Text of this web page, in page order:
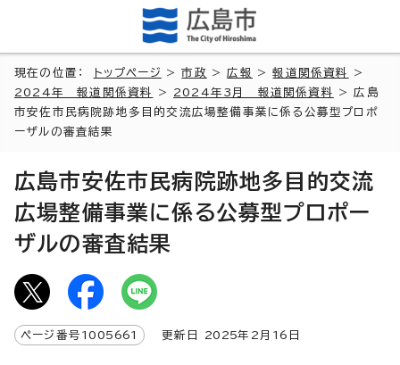
現在の位置： トップページ >市政 >広報 >報道関係資料
>
2024年 報道関係資料
> 2024年3月 報道関係資料
> 広島
市安佐市民病院跡地多目的交流広場整備事業に係る公募型プロポ
ーザルの審査結果
広島市安佐市民病院跡地多目的交流
広場整備事業に係る公募型プロポー
ザルの審査結果
ページ番号 1005661 更新日 2025年2月 16 日